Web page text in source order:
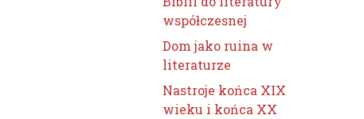
współczesnej
Dom jako ruina w
literaturze
Nastroje końca XIX
wieku i końca XX